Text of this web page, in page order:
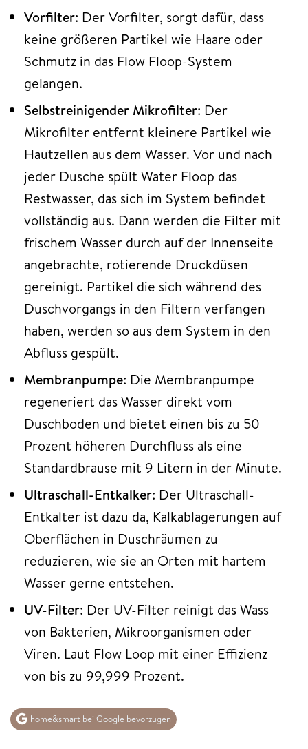
Vorfilter: Der Vorfilter, sorgt dafür, dass
keine größeren Partikel wie Haare oder
Schmutz in das Flow Floop-System
gelangen.
Selbstreinigender Mikrofilter: Der
Mikrofilter entfernt kleinere Partikel wie
Hautzellen aus dem Wasser. Vor und nach
jeder Dusche spült Water Floop das
Restwasser, das sich im System befindet
vollständig aus. Dann werden die Filter mit
frischem Wasser durch auf der Innenseite
angebrachte, rotierende Druckdüsen
gereinigt. Partikel die sich während des
Duschvorgangs in den Filtern verfangen
haben, werden so aus dem System in den
Abfluss gespült.
Membranpumpe: Die Membranpumpe
regeneriert das Wasser direkt vom
Duschboden und bietet einen bis zu 50
Prozent höheren Durchfluss als eine
Standardbrause mit 9 Litern in der Minute.
Ultraschall-Entkalker: Der Ultraschall-
Entkalter ist dazu da, Kalkablagerungen auf
Oberflächen in Duschräumen zu
reduzieren, wie sie an Orten mit hartem
Wasser gerne entstehen.
UV-Filter: Der UV-Filter reinigt das Wass
von Bakterien, Mikroorganismen oder
Viren. Laut Flow Loop mit einer Effizienz
von bis zu 99,999 Prozent.
home&smart bei Google bevorzugen